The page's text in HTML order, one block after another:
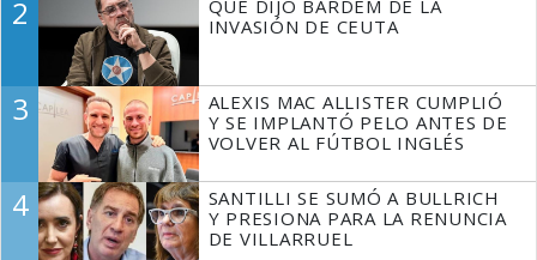
TIENE QUE HACER"
2
QUÉ DIJO BARDEM DE LA
INVASIÓN DE CEUTA
3
ALEXIS MAC ALLISTER CUMPLIÓ
Y SE IMPLANTÓ PELO ANTES DE
VOLVER AL FÚTBOL INGLÉS
4
SANTILLI SE SUMÓ A BULLRICH
Y PRESIONA PARA LA RENUNCIA
DE VILLARRUEL